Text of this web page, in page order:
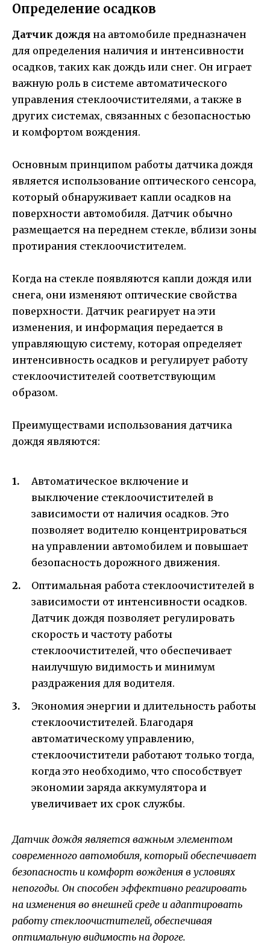
Определение осадков
Датчик дождя на автомобиле предназначен
для определения наличия и интенсивности
осадков, таких как дождь или снег. Он играет
важную роль в системе автоматического
управления стеклоочистителями, а также в
других системах, связанных с безопасностью
и комфортом вождения.
Основным принципом работы датчика дождя
является использование оптического сенсора,
который обнаруживает капли осадков на
поверхности автомобиля. Датчик обычно
размещается на переднем стекле, вблизи зоны
протирания стеклоочистителем.
Когда на стекле появляются капли дождя или
снега, они изменяют оптические свойства
поверхности. Датчик реагирует на эти
изменения, и информация передается в
управляющую систему, которая определяет
интенсивность осадков и регулирует работу
стеклоочистителей соответствующим
образом.
Преимуществами использования датчика
дождя являются:
Автоматическое включение и
выключение стеклоочистителей в
зависимости от наличия осадков. Это
позволяет водителю концентрироваться
на управлении автомобилем и повышает
безопасность дорожного движения.
Оптимальная работа стеклоочистителей в
зависимости от интенсивности осадков.
Датчик дождя позволяет регулировать
скорость и частоту работы
стеклоочистителей, что обеспечивает
наилучшую видимость и минимум
раздражения для водителя.
Экономия энергии и длительность работы
стеклоочистителей. Благодаря
автоматическому управлению,
стеклоочистители работают только тогда,
когда это необходимо, что способствует
экономии заряда аккумулятора и
увеличивает их срок службы.
Датчик дождя является важным элементом
современного автомобиля, который обеспечивает
безопасность и комфорт вождения в условиях
непогоды. Он способен эффективно реагировать
на изменения во внешней среде и адаптировать
работу стеклоочистителей, обеспечивая
оптимальную видимость на дороге.